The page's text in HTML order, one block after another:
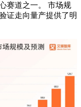
赛道之一。 市场规
证走向量产提供了明